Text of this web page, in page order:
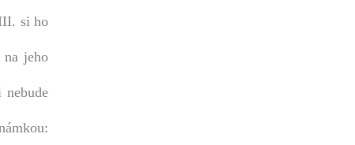
si ho
jeho